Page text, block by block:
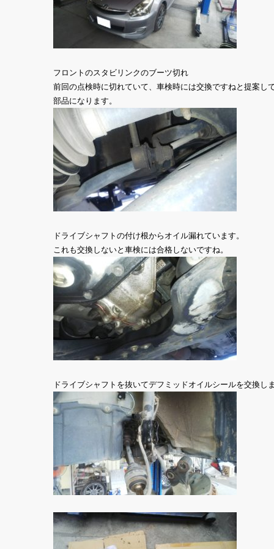
フロントのスタビリンクのブーツ切れ
前回の点検時に切れていて、車検時には交換ですねと提案し
部品になります。
ドライブシャフトの付け根からオイル漏れています。
これも交換しないと車検には合格しないですね。
ドライブシャフトを抜いてデフミッドオイルシールを交換し